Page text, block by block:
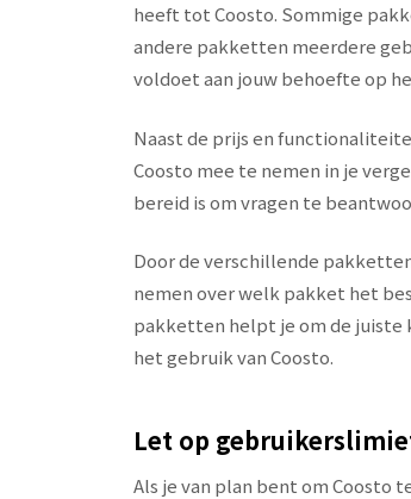
heeft tot Coosto. Sommige
andere pakketten meerdere
voldoet aan jouw behoefte op
Naast de prijs en
Coosto mee te nemen in je
bereid is om vragen te
Door de verschillende
nemen over welk pakket het
pakketten helpt je om de juiste
het gebruik van Coosto.
Let op
Als je van plan bent om Coosto